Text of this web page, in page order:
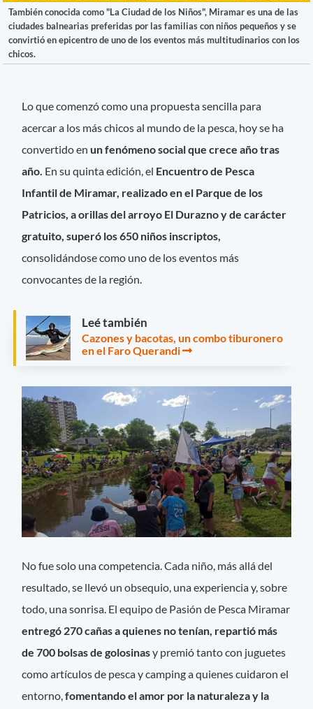
También conocida como "La Ciudad de los Niños", Miramar es una de las
ciudades balnearias preferidas por las familias con niños pequeños y se
convirtió en epicentro de uno de los eventos más multitudinarios con los
chicos.
Lo que comenzó como una propuesta sencilla para
acercar a los más chicos al mundo de la pesca, hoy se ha
convertido en un fenómeno social que crece año tras
año. En su quinta edición, el Encuentro de Pesca
Infantil de Miramar, realizado en el Parque de los
Patricios, a orillas del arroyo El Durazno y de carácter
gratuito, superó los 650 niños inscriptos,
consolidándose como uno de los eventos más
convocantes de la región.
Leé también
Cazones y bacotas, un combo tiburonero
en el Faro Querandi
No fue solo una competencia. Cada niño, más allá del
resultado, se llevó un obsequio, una experiencia y, sobre
todo, una sonrisa. El equipo de Pasión de Pesca Miramar
entregó 270 cañas a quienes no tenían, repartió más
de 700 bolsas de golosinasy premió tanto con juguetes
como artículos de pesca y camping a quienes cuidaron el
entorno, fomentando el amor por la naturaleza y la